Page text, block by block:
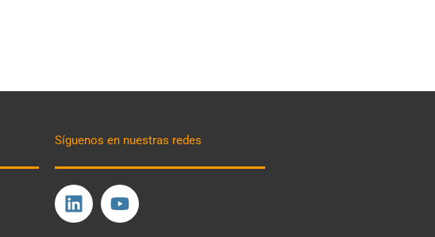
Síguenos en nuestras redes